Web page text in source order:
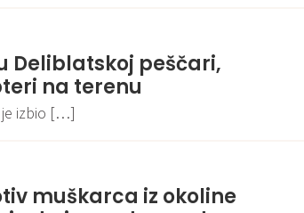
Deliblatskoj peščari,
na terenu
je izbio […]
muškarca iz okoline